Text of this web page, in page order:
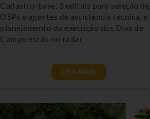
Cadastro-base, 3 editais para seleção de
OSPs e agentes de assistência técnica, e
planejamento da execução dos Dias de
Campo estão no radar
LEIA MAIS